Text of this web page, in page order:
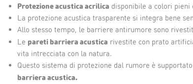
Protezione acustica acrilica disponibile a colori pieni
La protezione acustica trasparente si integra bene
Allo stesso tempo, le barriere antirumore sono
Le pareti barriera acustica rivestite con prato
vita intrecciata con la natura.
Questo sistema di protezione dal rumore è
barriera acustica.